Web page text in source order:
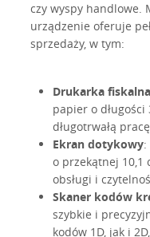
czy wyspy handlowe.
urządzenie oferuje
sprzedaży, w tym:
Drukarka
papier o
długotrwałą
Ekran dotykowy
o przekątnej 10,1
obsługi i
Skaner kodów
szybkie i
kodów 1D, jak i